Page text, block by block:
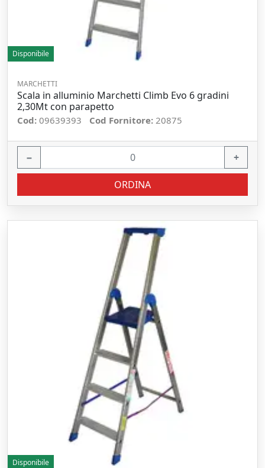
Disponibile
MARCHETTI
Scala in alluminio Marchetti Climb Evo 6 gradini
2,30Mt con parapetto
Cod: 09639393 Cod Fornitore: 20875
− +
ORDINA
Disponibile